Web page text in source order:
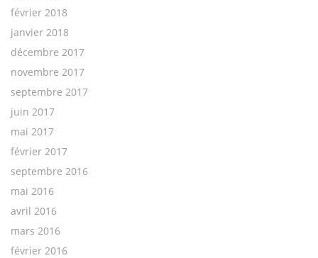
février 2018
janvier 2018
décembre 2017
novembre 2017
septembre 2017
juin 2017
mai 2017
février 2017
septembre 2016
mai 2016
avril 2016
mars 2016
février 2016